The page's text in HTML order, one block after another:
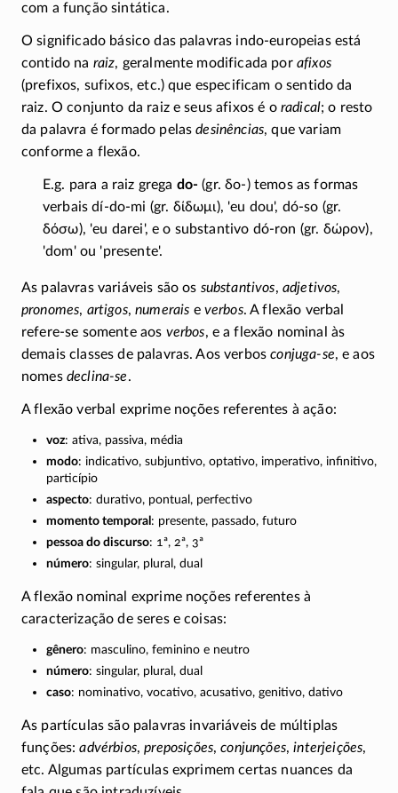
com a função sintática.
O significado básico das palavras indo-europeiasestá
contido na raiz, geralmente modificada por afixos
(prefixos, sufixos, etc.) que especificam o sentido da
raiz. O conjunto da raiz e seus afixos é o radical; o resto
da palavra é formado pelasdesinências, que variam
conforme a flexão.
E.g. para a raiz grega do- (gr.δο-) temos as formas
verbaisdí-do-mi (gr. δίδωμι), 'eu dou', dó-so (gr.
δόσω), 'eu darei', e o substantivo dó-ron (gr. δώρον),
'dom' ou 'presente'.
As palavras variáveis são os substantivos, adjetivos,
pronomes, artigos,numerais e verbos. A flexão verbal
refere-se somente aos verbos, e a flexão nominal às
demais classes de palavras. Aos verbosconjuga-se, e aos
nomes declina-se.
A flexão verbal exprime noções referentes à ação:
voz: ativa, passiva, média
modo: indicativo, subjuntivo, optativo, imperativo, infinitivo,
particípio
aspecto: durativo, pontual, perfectivo
momento temporal : presente, passado, futuro
pessoa do discurso: 1ª, 2ª, 3ª
número: singular, plural, dual
A flexão nominal exprime noções referentes à
caracterização de seres e coisas:
gênero: masculino, feminino e neutro
número: singular, plural, dual
caso: nominativo, vocativo, acusativo, genitivo, dativo
As partículas são palavras invariáveis de múltiplas
funções:advérbios,preposições,conjunções,interjeições,
etc. Algumas partículas exprimem certas nuances da